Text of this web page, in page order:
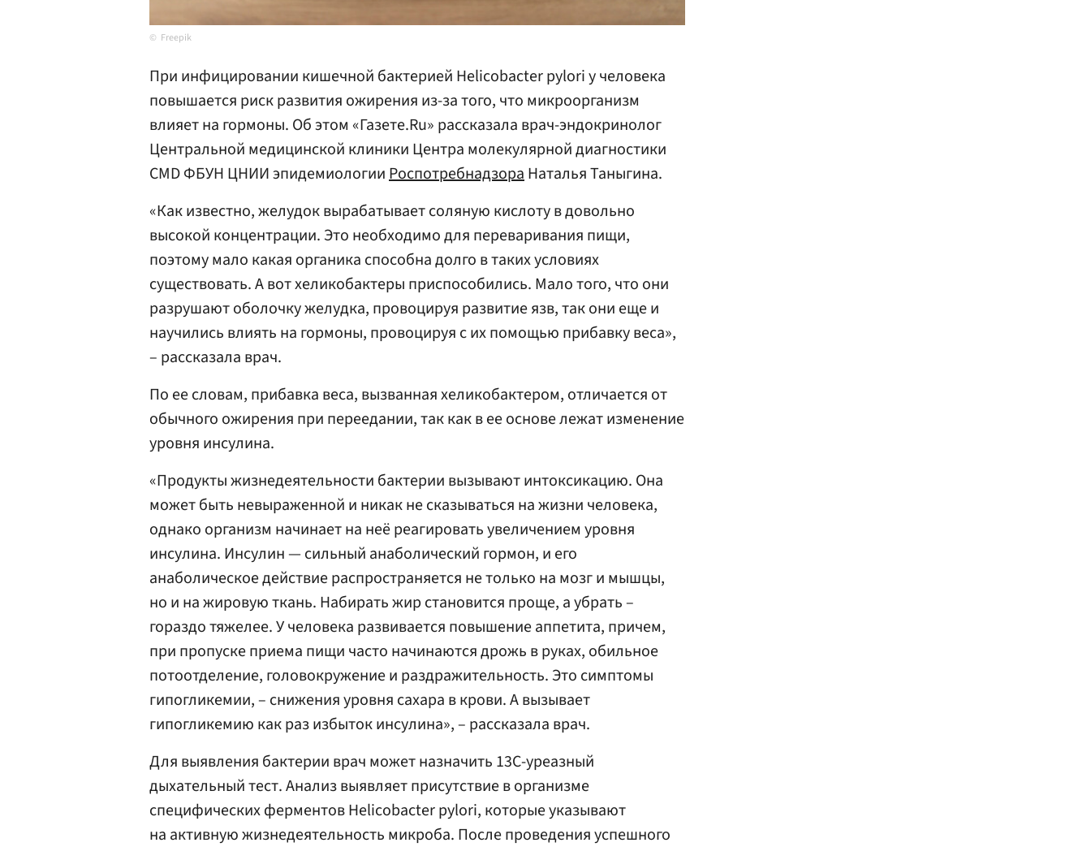
Freepik
При инфицировании кишечной бактерией Helicobacter pylori у человека
повышается риск развития ожирения из-за того, что микроорганизм
влияет на гормоны. Об этом «Газете.Ru» рассказала врач-эндокринолог
Центральной медицинской клиники Центра молекулярной диагностики
CMD ФБУН ЦНИИ эпидемиологииРоспотребнадзораНаталья Таныгина.
«Как известно, желудок вырабатывает соляную кислоту в довольно
высокой концентрации. Это необходимо для переваривания пищи,
поэтому мало какая органика способна долго в таких условиях
существовать. А вот хеликобактеры приспособились. Мало того, что они
разрушают оболочку желудка, провоцируя развитие язв, так они еще и
научились влиять на гормоны, провоцируя с их помощью прибавку веса»,
– рассказала врач.
По ее словам, прибавка веса, вызванная хеликобактером, отличается от
обычного ожирения при переедании, так как в ее основе лежат изменение
уровня инсулина.
«Продукты жизнедеятельности бактерии вызывают интоксикацию. Она
может быть невыраженной и никак не сказываться на жизни человека,
однако организм начинает на неё реагировать увеличением уровня
инсулина. Инсулин — сильный анаболический гормон, и его
анаболическое действие распространяется не только на мозг и мышцы,
но и на жировую ткань. Набирать жир становится проще, а убрать –
гораздо тяжелее. У человека развивается повышение аппетита, причем,
при пропуске приема пищи часто начинаются дрожь в руках, обильное
потоотделение, головокружение и раздражительность. Это симптомы
гипогликемии, – снижения уровня сахара в крови. А вызывает
гипогликемию как раз избыток инсулина», – рассказала врач.
Для выявления бактерии врач может назначить 13С-уреазный
дыхательный тест. Анализ выявляет присутствие в организме
специфических ферментов Helicobacter pylori, которые указывают
на активную жизнедеятельность микроба. После проведения успешного